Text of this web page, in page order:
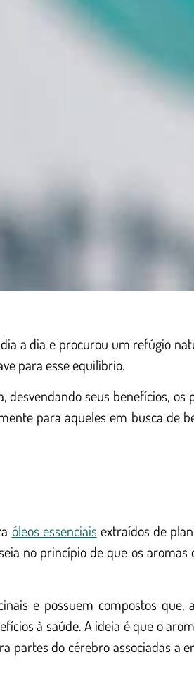
a dia e procurou um refúgio
para esse equilíbrio.
seus benefícios, os
para aqueles em busca de
óleos essenciais extraídos de
no princípio de que os aromas
e possuem compostos que,
à saúde. A ideia é que o
partes do cérebro associadas a